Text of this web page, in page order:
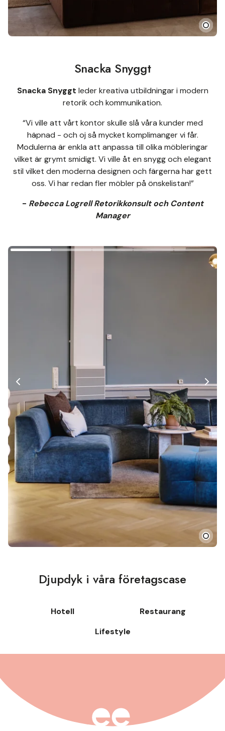
Snacka Snyggt
Snacka Snyggt leder kreativa utbildningar i modern
retorik och kommunikation.
“Vi ville att vårt kontor skulle slå våra kunder med
häpnad - och oj så mycket komplimanger vi får.
Modulerna är enkla att anpassa till olika möbleringar
vilket är grymt smidigt. Vi ville åt en snygg och elegant
stil vilket den moderna designen och färgerna har gett
oss. Vi har redan fler möbler på önskelistan!”
- Rebecca Logrell Retorikkonsult och Content
Manager
Djupdyk i våra företagscase
Hotell
Restaurang
Lifestyle